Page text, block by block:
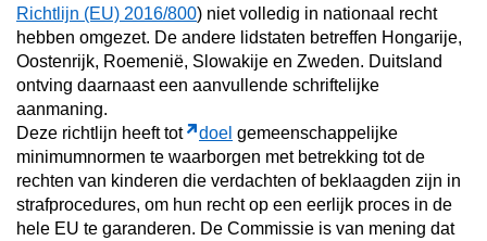
Richtlijn (EU) 2016/800) niet volledig in nationaal recht
hebben omgezet. De andere lidstaten betreffen Hongarije,
Oostenrijk, Roemenië, Slowakije en Zweden. Duitsland
ontving daarnaast een aanvullende schriftelijke
aanmaning.
Deze richtlijn heeft tot
doel gemeenschappelijke
minimumnormen te waarborgen met betrekking tot de
rechten van kinderen die verdachten of beklaagden zijn in
strafprocedures, om hun recht op een eerlijk proces in de
hele EU te garanderen. De Commissie is van mening dat